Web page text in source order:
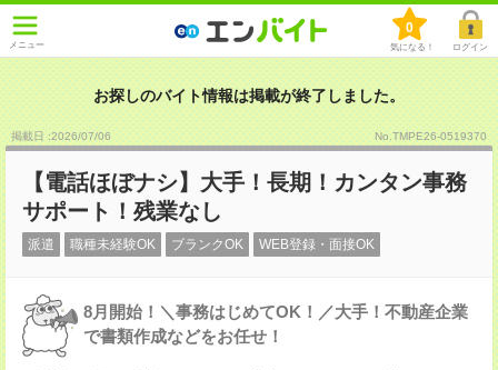
メニュー
0
気になる！ ログイン
お探しのバイト情報は掲載が終了しました。
掲載日 :2026/07/06 No.TMPE26-0519370
【電話ほぼナシ】大手！長期！カンタン事務
サポート！残業なし
派遣 職種未経験OK ブランクOK WEB登録・面接OK
8月開始！＼事務はじめてOK！／大手！不動産企業
で書類作成などをお任せ！